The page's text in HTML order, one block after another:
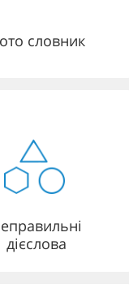
словник
дієслова